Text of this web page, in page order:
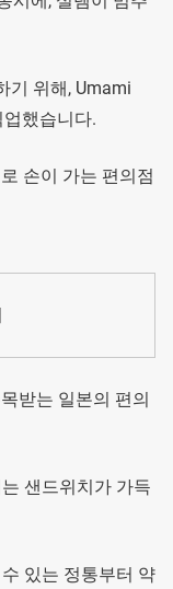
기 위해, Umami
했습니다.
손이 가는 편의점
받는 일본의 편의
샌드위치가 가득
있는 정통부터 약